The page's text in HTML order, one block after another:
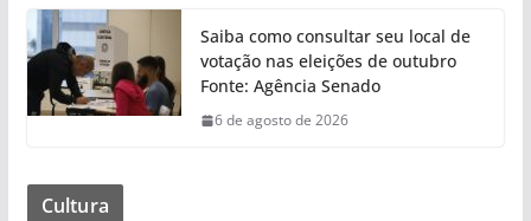
Saiba como consultar seu local de
votação nas eleições de outubro
Fonte: Agência Senado
6 de agosto de 2026
Cultura